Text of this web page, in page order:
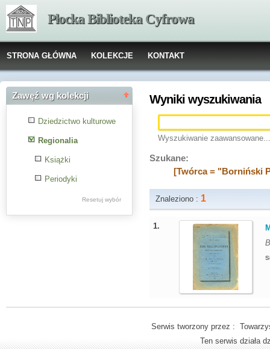
Płocka Biblioteka Cyfrowa
STRONA GŁÓWNA KOLEKCJE KONTAKT
Zawęź wg kolekcji
Dziedzictwo kulturowe
Regionalia
Książki
Periodyki
Resetuj wybór
Wyniki wyszukiwania
Wyszukiwanie zaawansowane...
Szukane:
[Twórca = "Borniński
Znaleziono : 1
1.
Serwis tworzony przez :
Ten serwis działa